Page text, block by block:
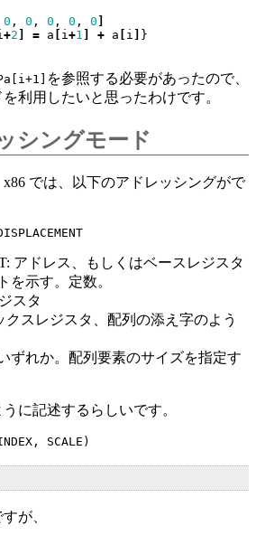
0 , 0 , 0 , 0 , 0
+2 = a i+1 + a i
}
a[i+1]
を参照する必要があったので、
利用したいと思ったわけです。
シングモード
では、以下のアドレッシングがで
アドレス、もしくはベースレジスタ
を示す。定数。
スタ
スレジスタ、配列の添え字のよう
ずれか。配列要素のサイズを指定す
に記述するらしいです。
が、